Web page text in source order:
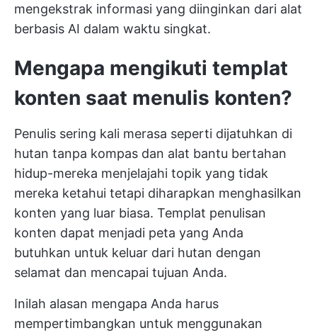
mengekstrak informasi yang diinginkan dari alat
berbasis AI dalam waktu singkat.
Mengapa mengikuti templat
konten saat menulis konten?
Penulis sering kali merasa seperti dijatuhkan di
hutan tanpa kompas dan alat bantu bertahan
hidup-mereka menjelajahi topik yang tidak
mereka ketahui tetapi diharapkan menghasilkan
konten yang luar biasa. Templat penulisan
konten dapat menjadi peta yang Anda
butuhkan untuk keluar dari hutan dengan
selamat dan mencapai tujuan Anda.
Inilah alasan mengapa Anda harus
mempertimbangkan untuk menggunakan